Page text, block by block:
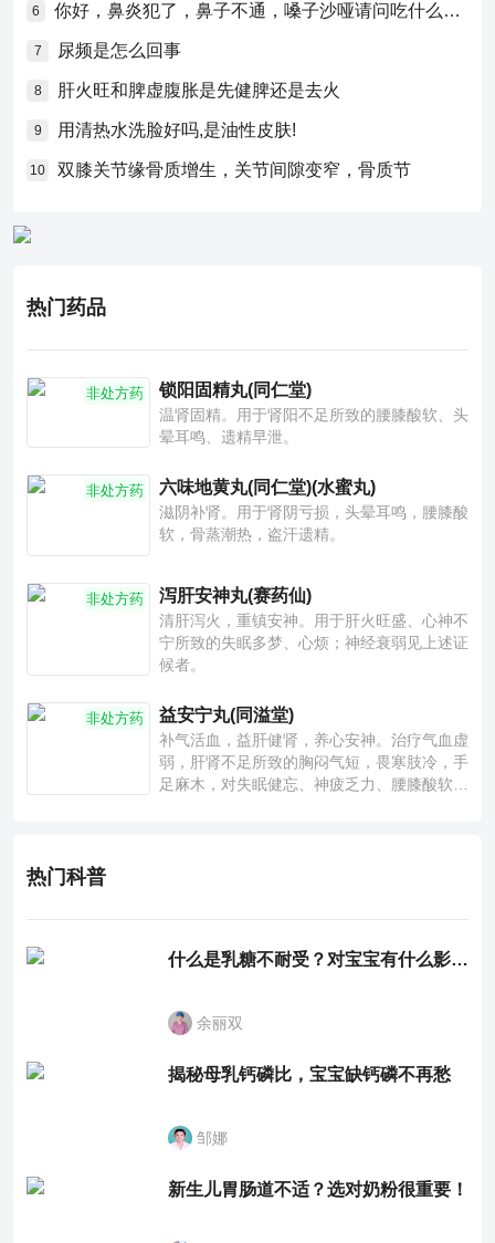
6 你好，鼻炎犯了，鼻子不通，嗓子沙哑请问吃什么药比较好？
7 尿频是怎么回事
8 肝火旺和脾虚腹胀是先健脾还是去火
9 用清热水洗脸好吗,是油性皮肤!
10 双膝关节缘骨质增生，关节间隙变窄，骨质节
热门药品
非处方药 锁阳固精丸(同仁堂)
温肾固精。用于肾阳不足所致的腰膝酸软、头
晕耳鸣、遗精早泄。
非处方药 六味地黄丸(同仁堂)(水蜜丸)
滋阴补肾。用于肾阴亏损，头晕耳鸣，腰膝酸
软，骨蒸潮热，盗汗遗精。
非处方药 泻肝安神丸(赛药仙)
清肝泻火，重镇安神。用于肝火旺盛、心神不
宁所致的失眠多梦、心烦；神经衰弱见上述证
候者。
非处方药 益安宁丸(同溢堂)
补气活血，益肝健肾，养心安神。治疗气血虚
弱，肝肾不足所致的胸闷气短，畏寒肢冷，手
足麻木，对失眠健忘、神疲乏力、腰膝酸软也
热门科普
什么是乳糖不耐受？对宝宝有什么影响？
余丽双
揭秘母乳钙磷比，宝宝缺钙磷不再愁
邹娜
新生儿胃肠道不适？选对奶粉很重要！